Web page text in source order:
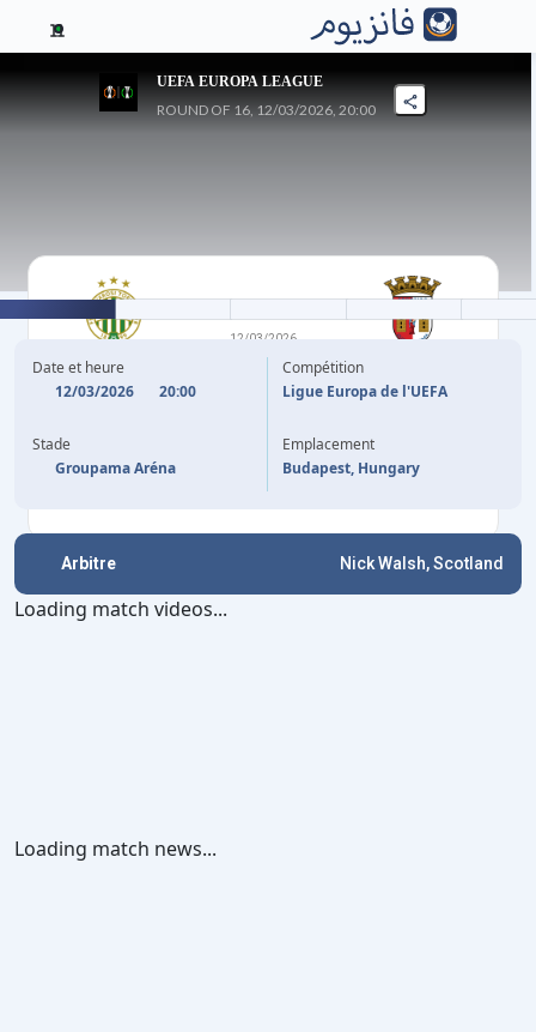
11
UEFA EUROPA LEAGUE
ROUND OF 16, 12/03/2026, 20:00
FERENCVAROSI TC
12/03/2026
69' L. JOSEPH
Date et heure
12/03/2026
20:00
Stade
Groupama Aréna
Compétition
Ligue Europa de l'UEFA
Emplacement
Budapest, Hungary
Arbitre Nick Walsh, Scotland
Loading match videos...
Loading match news...